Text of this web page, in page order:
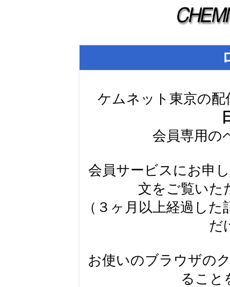
ケムネット東京の配
会員専用の
会員サービスにお申
文をご覧いた
（３ヶ月以上経過し
だ
お使いのブラウザの
ること